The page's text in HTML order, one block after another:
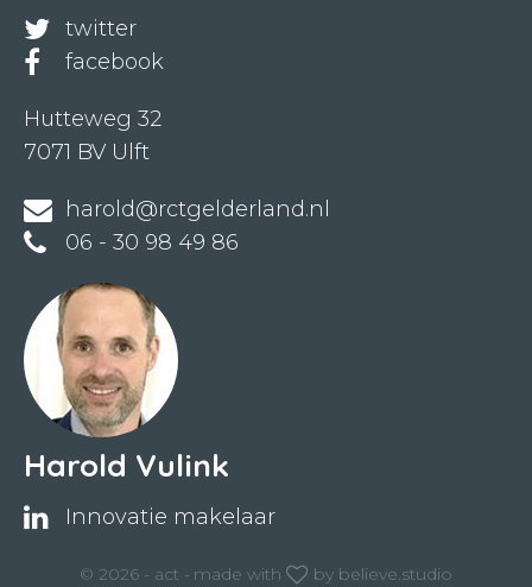
twitter
facebook
Hutteweg 32
7071 BV Ulft
harold@rctgelderland.nl
06 - 30 98 49 86
Harold Vulink
Innovatie makelaar
© 2026 - act - made with by believe.studio